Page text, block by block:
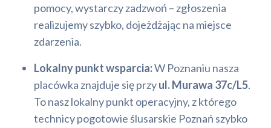
pomocy, wystarczy zadzwoń – zgłoszenia
realizujemy szybko, dojeżdżając na miejsce
zdarzenia.
Lokalny punkt wsparcia:W Poznaniu nasza
placówka znajduje się przyul. Murawa 37c/L5.
To nasz lokalny punkt operacyjny, z którego
technicy pogotowie ślusarskie Poznań szybko